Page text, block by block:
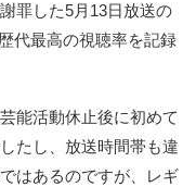
罪した5月13日放送の
代最高の視聴率を記録
能活動休止後に初めて
たし、放送時間帯も違
はあるのですが、レギ